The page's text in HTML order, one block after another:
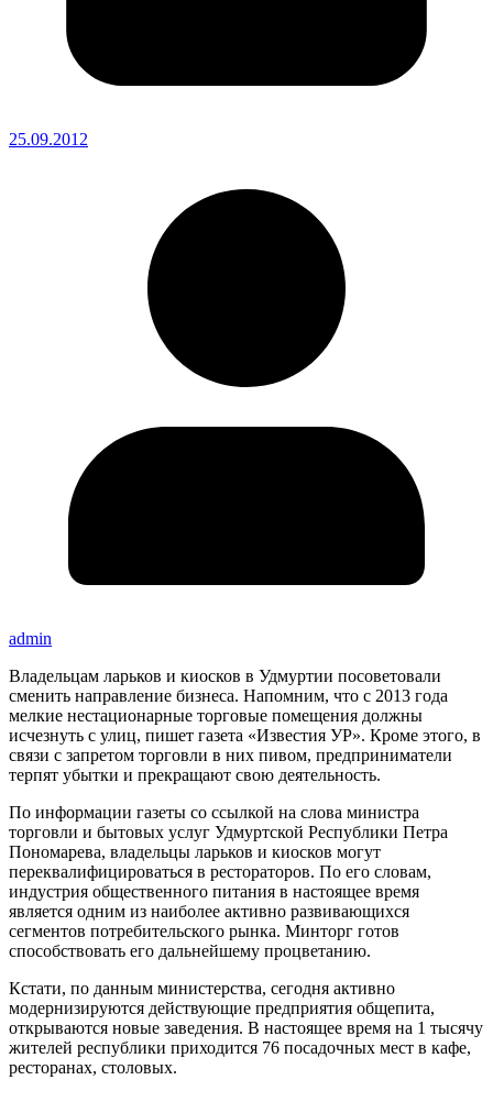
25.09.2012
admin
Владельцам ларьков и киосков в Удмуртии посоветовали
сменить направление бизнеса. Напомним, что с 2013 года
мелкие нестационарные торговые помещения должны
исчезнуть с улиц, пишет газета «Известия УР». Кроме этого, в
связи с запретом торговли в них пивом, предприниматели
терпят убытки и прекращают свою деятельность.
По информации газеты со ссылкой на слова министра
торговли и бытовых услуг Удмуртской Республики Петра
Пономарева, владельцы ларьков и киосков могут
переквалифицироваться в рестораторов. По его словам,
индустрия общественного питания в настоящее время
является одним из наиболее активно развивающихся
сегментов потребительского рынка. Минторг готов
способствовать его дальнейшему процветанию.
Кстати, по данным министерства, сегодня активно
модернизируются действующие предприятия общепита,
открываются новые заведения. В настоящее время на 1 тысячу
жителей республики приходится 76 посадочных мест в кафе,
ресторанах, столовых.